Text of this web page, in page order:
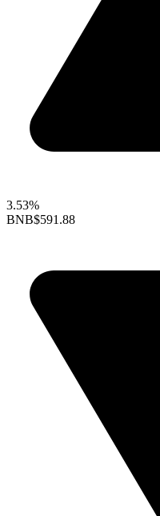
3.53%
BNB$591.88